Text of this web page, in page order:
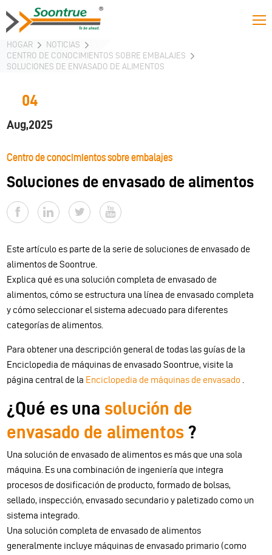
HOGAR
NOTICIAS
CENTRO DE CONOCIMIENTOS SOBRE EMBALAJES
SOLUCIONES DE ENVASADO DE ALIMENTOS
Soluciones de envasado de alimentos
Centro de conocimientos sobre embalajes
04
Aug,2025
Este artículo es parte de la serie de soluciones de envasado de
alimentos de Soontrue.
Explica qué es una solución completa de envasado de
alimentos, cómo se estructura una línea de envasado completa
y cómo seleccionar el sistema adecuado para diferentes
categorías de alimentos.
Para obtener una descripción general de todas las guías de la
Enciclopedia de máquinas de envasado Soontrue, visite la
página central de la Enciclopedia de máquinas de envasado
¿Qué es una solución de
envasado de alimentos ?
Una solución de envasado de alimentos es más que una sola
máquina. Es una combinación de ingeniería que integra
procesos de dosificación de producto, formado de bolsas,
sellado, inspección, envasado secundario y paletizado como un
sistema integrado.
Una solución completa de envasado de alimentos
generalmente incluye máquinas de envasado primario (como